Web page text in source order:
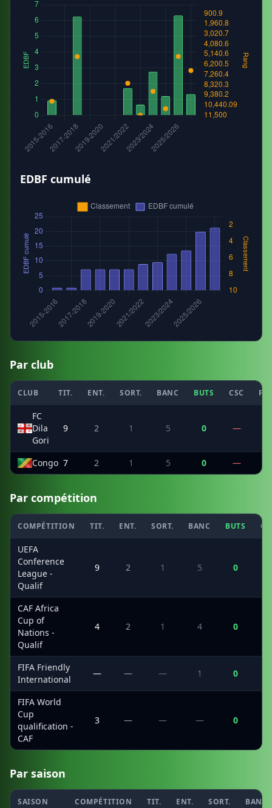
EDBF cumulé
Par club
CLUB TIT. ENT. SORT. BANC BUTS CSC
FC
Dila
Gori
9 2 1 5 0 —
Congo 7 2 1 5 0 —
Par compétition
COMPÉTITION TIT. ENT. SORT. BANC BUTS
UEFA
Conference
League -
Qualif
9 2 1 5 0
CAF Africa
Cup of
Nations -
Qualif
4 2 1 4 0
FIFA Friendly
International
— — — 1 0
FIFA World
Cup
qualification -
CAF
3 — — — 0
Par saison
SAISON COMPÉTITION TIT. ENT. SORT. BANC